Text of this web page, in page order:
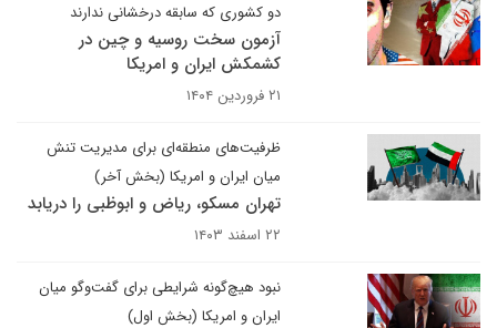
دو کشوری که سابقه درخشانی ندارند
آزمون سخت روسیه و چین در
کشمکش ایران و امریکا
۲۱ فروردین ۱۴۰۴
ظرفیت‌های منطقه‌ای برای مدیریت تنش
میان ایران و امریکا (بخش آخر)
تهران مسکو، ریاض و ابوظبی را دریابد
۲۲ اسفند ۱۴۰۳
نبود هیچ‌گونه شرایطی برای گفت‌وگو میان
ایران و امریکا (بخش اول)